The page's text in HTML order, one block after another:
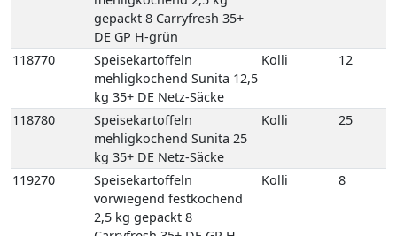
Speisekartoffeln
mehligkochend Sunita 25
kg 35+ DE Netz-Säcke
119270
Speisekartoffeln
vorwiegend festkochend
2,5 kg gepackt 8
Carryfresh 35+ DE GP H-
grün
Kolli 8
118820
Speisekartoffeln
vorwiegend Festkochend
Berber 12,5 kg 35+ DE
Netz-Säcke
Kolli 12